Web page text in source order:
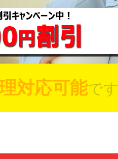
対応可能です